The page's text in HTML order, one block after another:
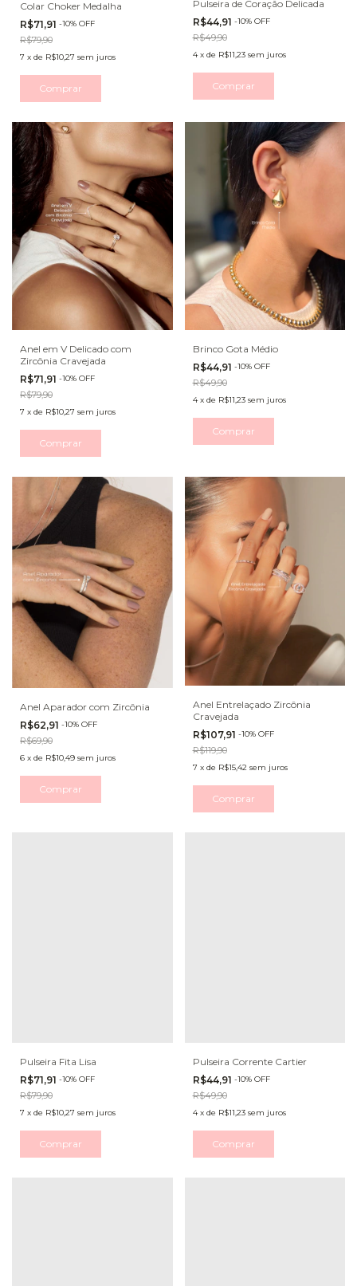
Colar Choker Medalha
R$71,91 -10% OFF
R$79,90
7 x de R$10,27 sem juros
Comprar
Pulseira de Coração Delicada
R$44,91 -10% OFF
R$49,90
4 x de R$11,23 sem juros
Comprar
Anel em V Delicado com
Zircônia Cravejada
R$71,91 -10% OFF
R$79,90
7 x de R$10,27 sem juros
Comprar
Brinco Gota Médio
R$44,91 -10% OFF
R$49,90
4 x de R$11,23 sem juros
Comprar
Anel Aparador com Zircônia
R$62,91 -10% OFF
R$69,90
6 x de R$10,49 sem juros
Comprar
Anel Entrelaçado Zircônia
Cravejada
R$107,91 -10% OFF
R$119,90
7 x de R$15,42 sem juros
Comprar
Pulseira Fita Lisa
R$71,91 -10% OFF
R$79,90
7 x de R$10,27 sem juros
Comprar
Pulseira Corrente Cartier
R$44,91 -10% OFF
R$49,90
4 x de R$11,23 sem juros
Comprar